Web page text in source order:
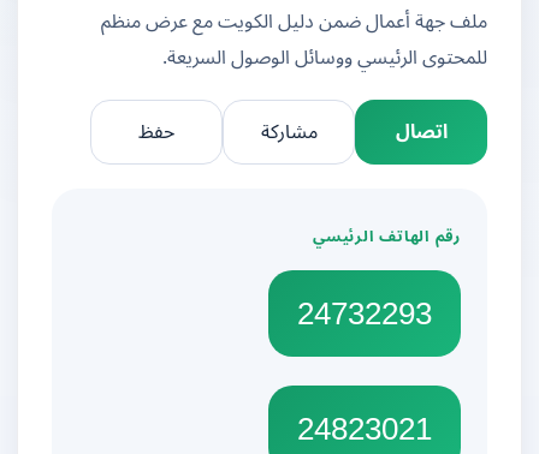
ملف جهة أعمال ضمن دليل الكويت مع عرض منظم
للمحتوى الرئيسي ووسائل الوصول السريعة.
اتصال
مشاركة
رقم الهاتف الرئيسي
24732293
24823021